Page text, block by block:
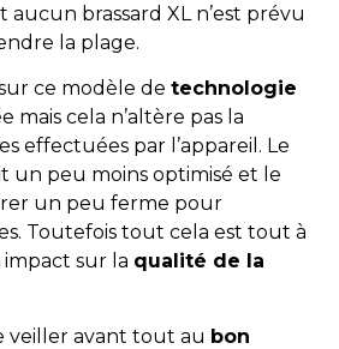
brassard XL n’est prévu
la plage.
ce modèle de technologie
mais cela n’altère pas la
effectuées par l’appareil. Le
un peu moins optimisé et le
un peu ferme pour
Toutefois tout cela est tout à
sur la qualité de la
veiller avant tout au bon